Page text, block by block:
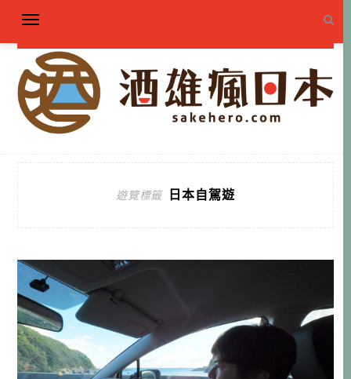
遊覽標籤 日本自駕遊